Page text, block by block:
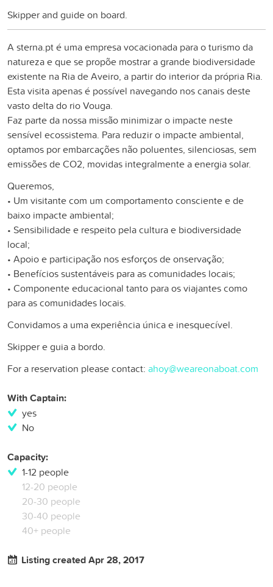
Skipper and guide on board.
A sterna.pt é uma empresa vocacionada para o turismo da
natureza e que se propõe mostrar a grande biodiversidade
existente na Ria de Aveiro, a partir do interior da própria Ria.
Esta visita apenas é possível navegando nos canais deste
vasto delta do rio Vouga.
Faz parte da nossa missão minimizar o impacte neste
sensível ecossistema. Para reduzir o impacte ambiental,
optamos por embarcações não poluentes, silenciosas, sem
emissões de CO2, movidas integralmente a energia solar.
Queremos,
• Um visitante com um comportamento consciente e de
baixo impacte ambiental;
• Sensibilidade e respeito pela cultura e biodiversidade
local;
• Apoio e participação nos esforços de onservação;
• Benefícios sustentáveis para as comunidades locais;
• Componente educacional tanto para os viajantes como
para as comunidades locais.
Convidamos a uma experiência única e inesquecível.
Skipper e guia a bordo.
For a reservation please contact: ahoy@weareonaboat.com
With Captain:
yes
No
Capacity:
1-12 people
12-20 people
20-30 people
30-40 people
40+ people
Listing created Apr 28, 2017